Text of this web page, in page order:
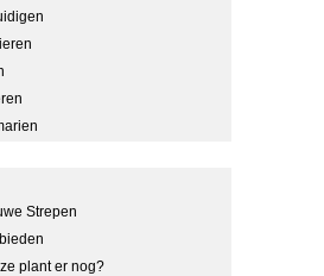
Strepen
plant er nog?